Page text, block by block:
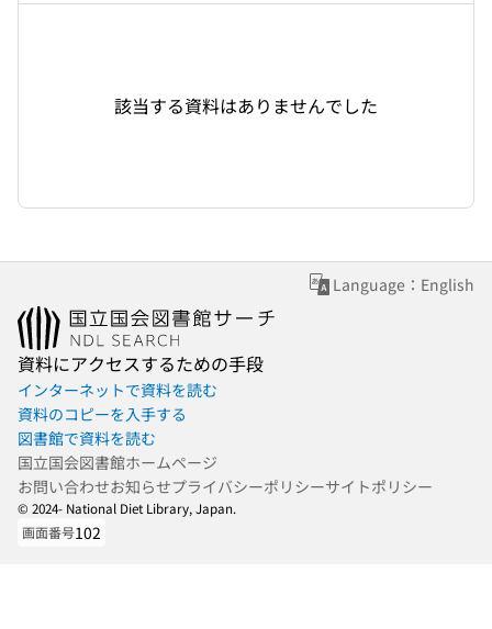
該当する資料はありませんでした
Language：English
資料にアクセスするための手段
インターネットで資料を読む
資料のコピーを入手する
図書館で資料を読む
国立国会図書館ホームページ
お問い合わせお知らせプライバシーポリシーサイトポリシー
© 2024- National Diet Library, Japan.
画面番号102